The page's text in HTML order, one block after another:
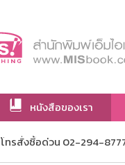
หนังสือของเรา
เกี่ยวกับเรา
โทรสั่งซื้อด่วน 02-294-